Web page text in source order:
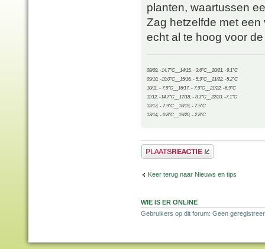
planten, waartussen
Zag hetzelfde met
echt al te hoog voor
08/09, -14.7°C__14/15, - 3.6°C__20/21, -9.1°C
09/10, -10.0°C__15/16, - 5.9°C__21/22, -5.2°C
10/11, - 7.9°C__16/17, - 7.9°C__21/22, -6.9°C
11/12, -14.7°C__17/18, - 8.3°C__22/23, -7.1°C
12/13, - 7.9°C__18/19, - 7.5°C
13/14, - 0.8°C__19/20, - 2.8°C
Plaats een reactie
Keer terug naar Nieuws en tips
WIE IS ER ONLINE
Gebruikers op dit forum: Geen